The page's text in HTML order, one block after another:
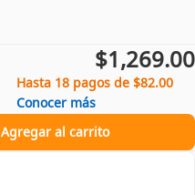
$1,269.00
Hasta 18 pagos de $82.00
Conocer más
Agregar al carrito